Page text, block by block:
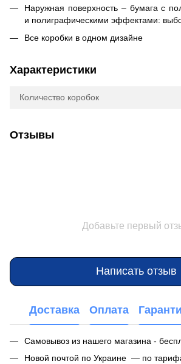
Наружная поверхность – бумага с
и полиграфическими эффектами:
Все коробки в одном дизайне
Характеристики
Количество коробок
Отзывы
Добавьте первый
Написать отзыв
Доставка Оплата
Самовывоз из нашего магазина -
Новой почтой по Украине — по